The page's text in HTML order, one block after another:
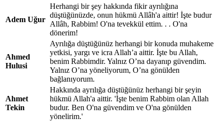
Adem Uğur
Herhangi bir şey hakkında fikir ayrılığına
düştüğünüzde, onun hükmü Allâh'a aittir! İşte budur
Allâh, Rabbim! O'na tevekkül ettim. . . O'na
dönerim!
Ahmed
Hulusi
Ayrılığa düştüğünüz herhangi bir konuda muhakeme
yetkisi, yargı ve icra Allah’a aittir. İşte bu Allah,
benim Rabbimdir. Yalnız O’na dayanıp güvendim.
Yalnız O’na yöneliyorum, O’na gönülden
bağlanıyorum.
Ahmet
Tekin
Hakkında ayrılığa düştüğünüz herhangi bir şeyin
hükmü Allah'a aittir. 'İşte benim Rabbim olan Allah
budur. Ben O'na güvendim ve O'na gönülden
yönelirim.'